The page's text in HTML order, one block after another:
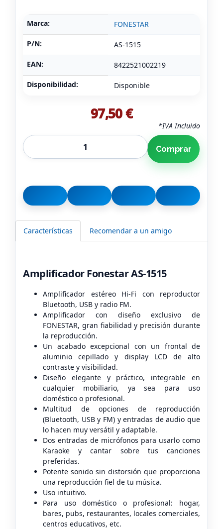
Marca: FONESTAR
P/N: AS-1515
EAN: 8422521002219
Disponibilidad: Disponible
97,50 €
*IVA Incluido
Comprar
Características Recomendar a un amigo
Amplificador Fonestar AS-1515
Amplificador estéreo Hi-Fi con reproductor
Bluetooth, USB y radio FM.
Amplificador con diseño exclusivo de
FONESTAR, gran fiabilidad y precisión durante
la reproducción.
Un acabado excepcional con un frontal de
aluminio cepillado y display LCD de alto
contraste y visibilidad.
Diseño elegante y práctico, integrable en
cualquier mobiliario, ya sea para uso
doméstico o profesional.
Multitud de opciones de reproducción
(Bluetooth, USB y FM) y entradas de audio que
lo hacen muy versátil y adaptable.
Dos entradas de micrófonos para usarlo como
Karaoke y cantar sobre tus canciones
preferidas.
Potente sonido sin distorsión que proporciona
una reproducción fiel de tu música.
Uso intuitivo.
Para uso doméstico o profesional: hogar,
bares, pubs, restaurantes, locales comerciales,
centros educativos, etc.